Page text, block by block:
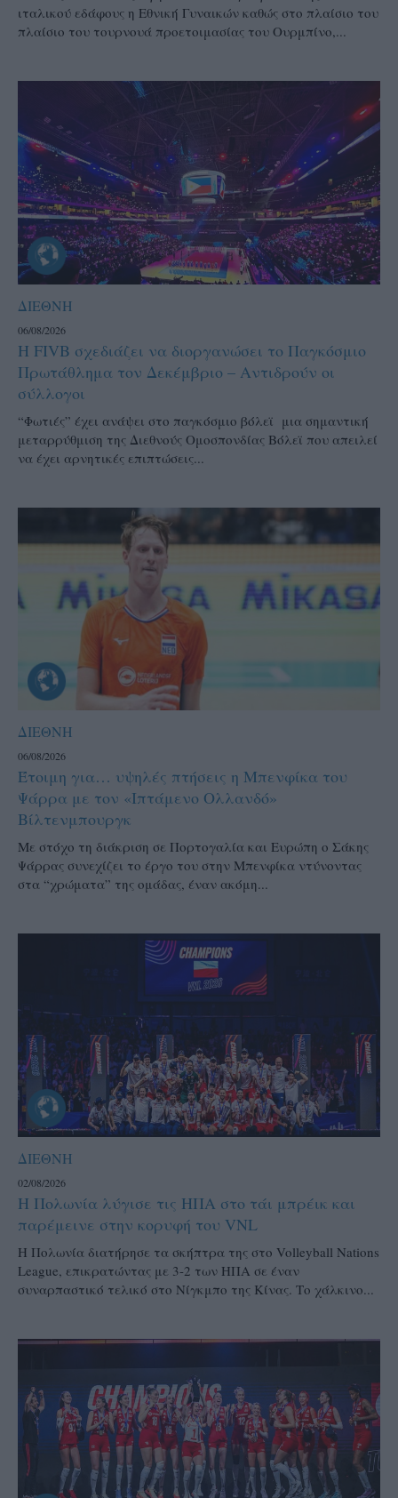
ιταλικού εδάφους η Εθνική Γυναικών καθώς στο πλαίσιο του
πλαίσιο του τουρνουά προετοιμασίας του Ουρμπίνο,...
ΔΙΕΘΝΗ
06/08/2026
Η FIVB σχεδιάζει να διοργανώσει το Παγκόσμιο
Πρωτάθλημα τον Δεκέμβριο – Αντιδρούν οι
σύλλογοι
“Φωτιές” έχει ανάψει στο παγκόσμιο βόλεϊ μια σημαντική
μεταρρύθμιση της Διεθνούς Ομοσπονδίας Βόλεϊ που απειλεί
να έχει αρνητικές επιπτώσεις...
ΔΙΕΘΝΗ
06/08/2026
Έτοιμη για… υψηλές πτήσεις η Μπενφίκα του
Ψάρρα με τον «Ιπτάμενο Ολλανδό»
Βίλτενμπουργκ
Mε στόχο τη διάκριση σε Πορτογαλία και Ευρώπη ο Σάκης
Ψάρρας συνεχίζει το έργο του στην Μπενφίκα ντύνοντας
στα “χρώματα” της ομάδας, έναν ακόμη...
ΔΙΕΘΝΗ
02/08/2026
Η Πολωνία λύγισε τις ΗΠΑ στο τάι μπρέικ και
παρέμεινε στην κορυφή του VNL
Η Πολωνία διατήρησε τα σκήπτρα της στο Volleyball Nations
League, επικρατώντας με 3-2 των ΗΠΑ σε έναν
συναρπαστικό τελικό στο Νίγκμπο της Κίνας. Το χάλκινο...